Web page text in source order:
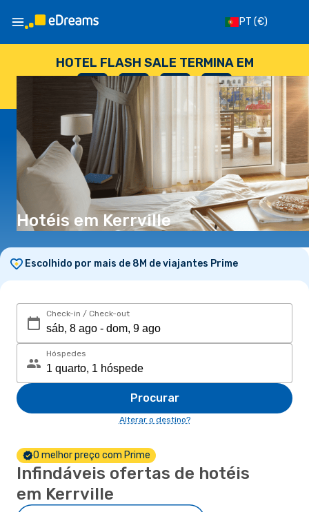
PT (€)
HOTEL FLASH SALE TERMINA EM
--
DIAS
: --
HORAS
: --
SEGUNDOS
Hotéis em Kerrville
Escolhido por mais de 8M de viajantes Prime
Check-in / Check-out
Hóspedes
Procurar
Alterar o destino?
O melhor preço com Prime
Infindáveis ofertas de hotéis
em Kerrville